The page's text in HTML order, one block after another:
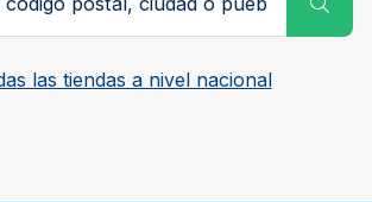
las tiendas a nivel nacional